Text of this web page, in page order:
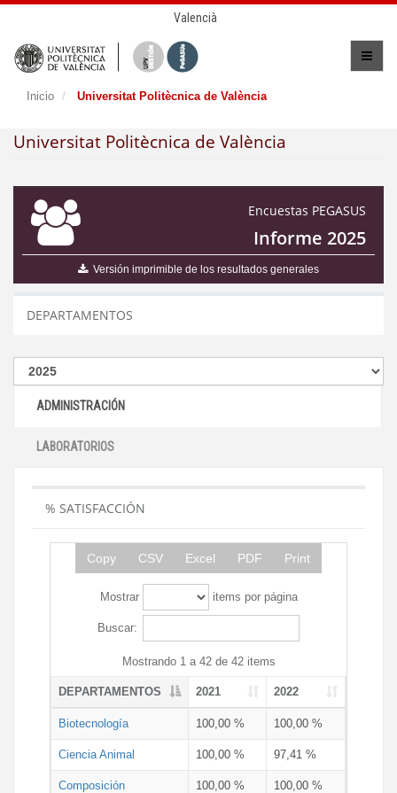
Valencià
Inicio Universitat Politècnica de València
Universitat Politècnica de València
Encuestas PEGASUS
Informe 2025
Versión imprimible de los resultados generales
DEPARTAMENTOS
ADMINISTRACIÓN
LABORATORIOS
% SATISFACCIÓN
Copy CSV Excel PDF Print
Mostrar items por página
Buscar:
Mostrando 1 a 42 de 42 items
DEPARTAMENTOS 2021 2022
Biotecnología 100,00 % 100,00 %
Ciencia Animal 100,00 % 97,41 %
Composición
100,00 % 100,00 %